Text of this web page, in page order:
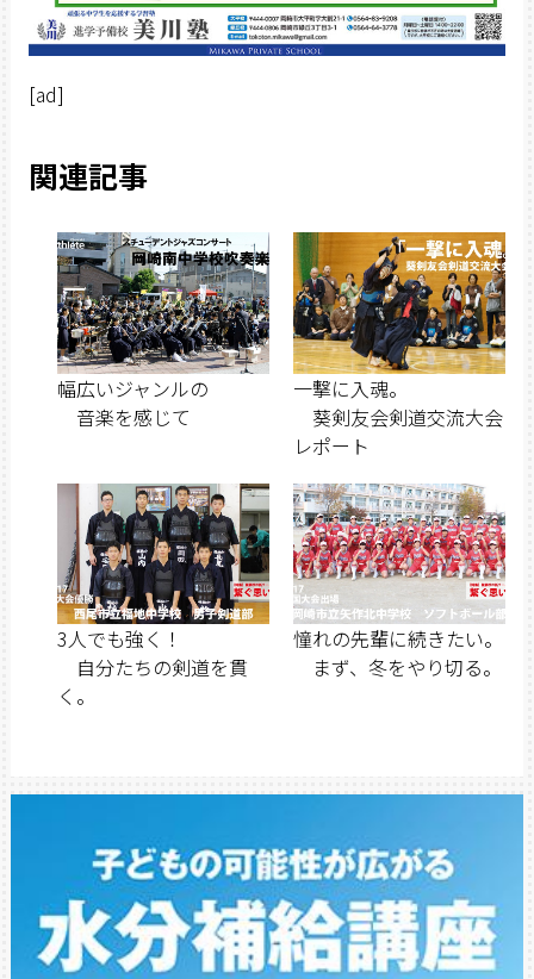
[ad]
関連記事
幅広いジャンルの
音楽を感じて
一撃に入魂。
葵剣友会剣道交流大会
レポート
3人でも強く！
自分たちの剣道を貫
く。
憧れの先輩に続きたい。
まず、冬をやり切る。